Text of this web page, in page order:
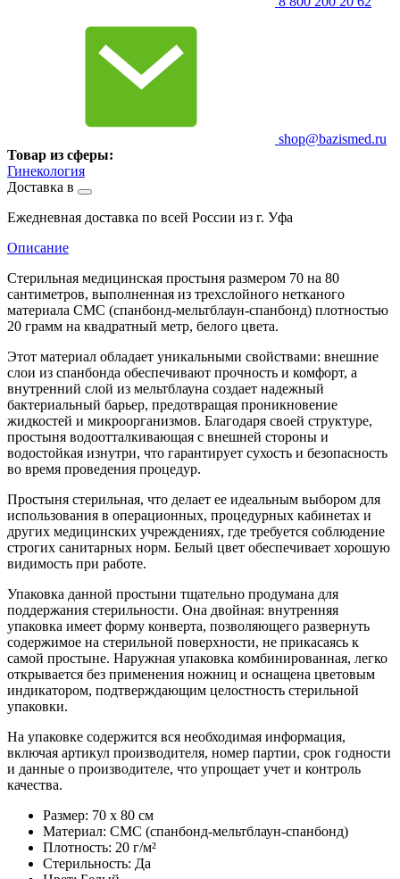
shop@bazismed.ru
Товар из сферы:
Гинекология
Доставка в
Ежедневная доставка по всей России из г. Уфа
Описание
Стерильная медицинская простыня размером 70 на 80
сантиметров, выполненная из трехслойного нетканого
материала СМС (спанбонд-мельтблаун-спанбонд) плотностью
20 грамм на квадратный метр, белого цвета.
Этот материал обладает уникальными свойствами: внешние
слои из спанбонда обеспечивают прочность и комфорт, а
внутренний слой из мельтблауна создает надежный
бактериальный барьер, предотвращая проникновение
жидкостей и микроорганизмов. Благодаря своей структуре,
простыня водоотталкивающая с внешней стороны и
водостойкая изнутри, что гарантирует сухость и безопасность
во время проведения процедур.
Простыня стерильная, что делает ее идеальным выбором для
использования в операционных, процедурных кабинетах и
других медицинских учреждениях, где требуется соблюдение
строгих санитарных норм. Белый цвет обеспечивает хорошую
видимость при работе.
Упаковка данной простыни тщательно продумана для
поддержания стерильности. Она двойная: внутренняя
упаковка имеет форму конверта, позволяющего развернуть
содержимое на стерильной поверхности, не прикасаясь к
самой простыне. Наружная упаковка комбинированная, легко
открывается без применения ножниц и оснащена цветовым
индикатором, подтверждающим целостность стерильной
упаковки.
На упаковке содержится вся необходимая информация,
включая артикул производителя, номер партии, срок годности
и данные о производителе, что упрощает учет и контроль
качества.
Размер: 70 х 80 см
Материал: СМС (спанбонд-мельтблаун-спанбонд)
Плотность: 20 г/м²
Стерильность: Да